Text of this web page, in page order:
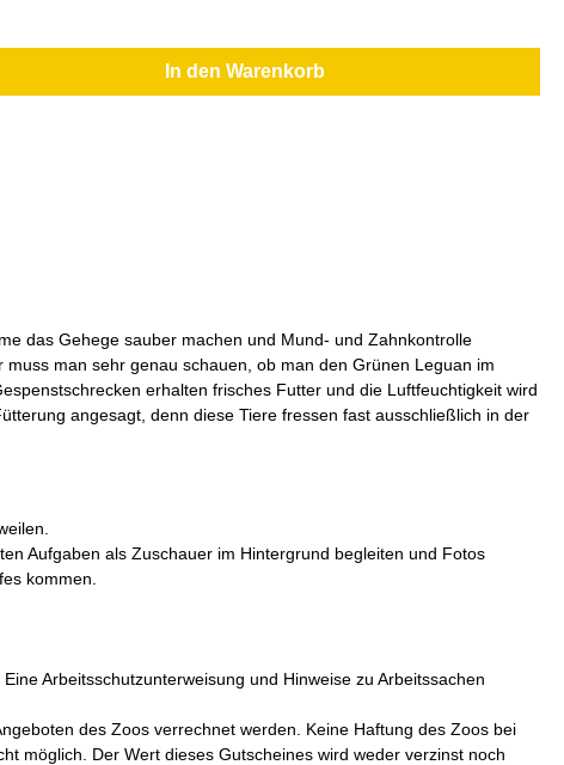
In den Warenkorb
das Gehege sauber machen und Mund- und Zahnkontrolle
man sehr genau schauen, ob man den Grünen Leguan im
erhalten frisches Futter und die Luftfeuchtigkeit wird
angesagt, denn diese Tiere fressen fast ausschließlich in der
Aufgaben als Zuschauer im Hintergrund begleiten und Fotos
kommen.
Arbeitsschutzunterweisung und Hinweise zu Arbeitssachen
des Zoos verrechnet werden. Keine Haftung des Zoos bei
möglich. Der Wert dieses Gutscheines wird weder verzinst noch